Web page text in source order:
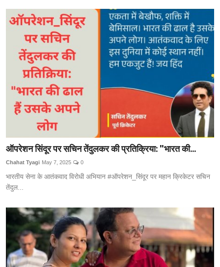
ऑपरेशन सिंदूर पर सचिन तेंदुलकर की प्रतिक्रिया: "भारत की...
Chahat Tyagi May 7, 2025 0
भारतीय सेना के आतंकवाद विरोधी अभियान #ऑपरेशन_सिंदूर पर महान क्रिकेटर सचिन
तेंदुल...